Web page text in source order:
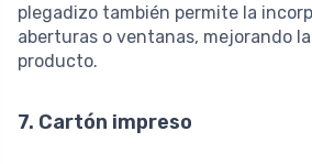
plegadizo también permite la
aberturas o ventanas, mejorando
producto.
7. Cartón impreso